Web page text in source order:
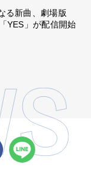
る新曲、劇場版
YES」が配信開始